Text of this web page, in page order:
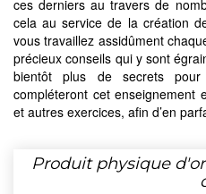
ces derniers au travers de
cela au service de la création
vous travaillez assidûment
précieux conseils qui y sont
bientôt plus de secrets
compléteront cet enseignement
et autres exercices, afin d’en
Produit physique